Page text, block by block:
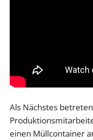
Als Nächstes
einen Müllcontainer